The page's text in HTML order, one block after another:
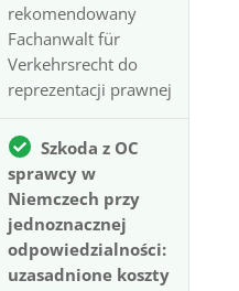
rekomendowany
Fachanwalt für
Verkehrsrecht do
reprezentacji prawnej
Szkoda z OC
sprawcy w
Niemczech przy
jednoznacznej
odpowiedzialności:
uzasadnione koszty